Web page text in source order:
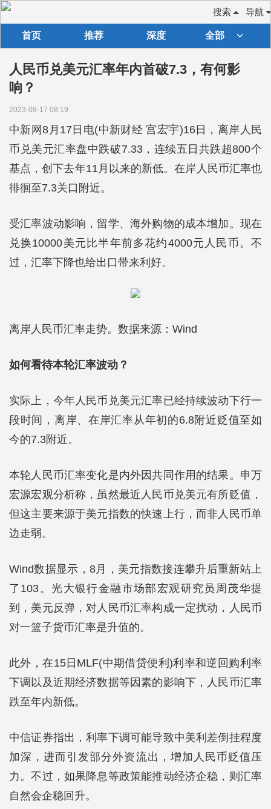
导航
搜索
首页 推荐 深度 全部
人民币兑美元汇率年内首破7.3，有何影
响？
2023-08-17 08:19
中新网8月17日电(中新财经 宫宏宇)16日，离岸人民
币兑美元汇率盘中跌破7.33，连续五日共跌超800个
基点，创下去年11月以来的新低。在岸人民币汇率也
徘徊至7.3关口附近。
受汇率波动影响，留学、海外购物的成本增加。现在
兑换10000美元比半年前多花约4000元人民币。不
过，汇率下降也给出口带来利好。
离岸人民币汇率走势。数据来源：Wind
如何看待本轮汇率波动？
实际上，今年人民币兑美元汇率已经持续波动下行一
段时间，离岸、在岸汇率从年初的6.8附近贬值至如
今的7.3附近。
本轮人民币汇率变化是内外因共同作用的结果。申万
宏源宏观分析称，虽然最近人民币兑美元有所贬值，
但这主要来源于美元指数的快速上行，而非人民币单
边走弱。
Wind数据显示，8月，美元指数接连攀升后重新站上
了103。光大银行金融市场部宏观研究员周茂华提
到，美元反弹，对人民币汇率构成一定扰动，人民币
对一篮子货币汇率是升值的。
此外，在15日MLF(中期借贷便利)利率和逆回购利率
下调以及近期经济数据等因素的影响下，人民币汇率
跌至年内新低。
中信证券指出，利率下调可能导致中美利差倒挂程度
加深，进而引发部分外资流出，增加人民币贬值压
力。不过，如果降息等政策能推动经济企稳，则汇率
自然会企稳回升。